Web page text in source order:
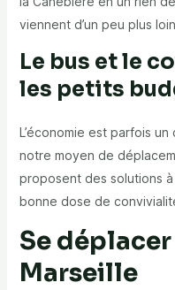
viennent d’un peu plus
Le bus et le
les petits
L’économie est parfois
notre moyen de
proposent des solutions
bonne dose de
Se
Marseille